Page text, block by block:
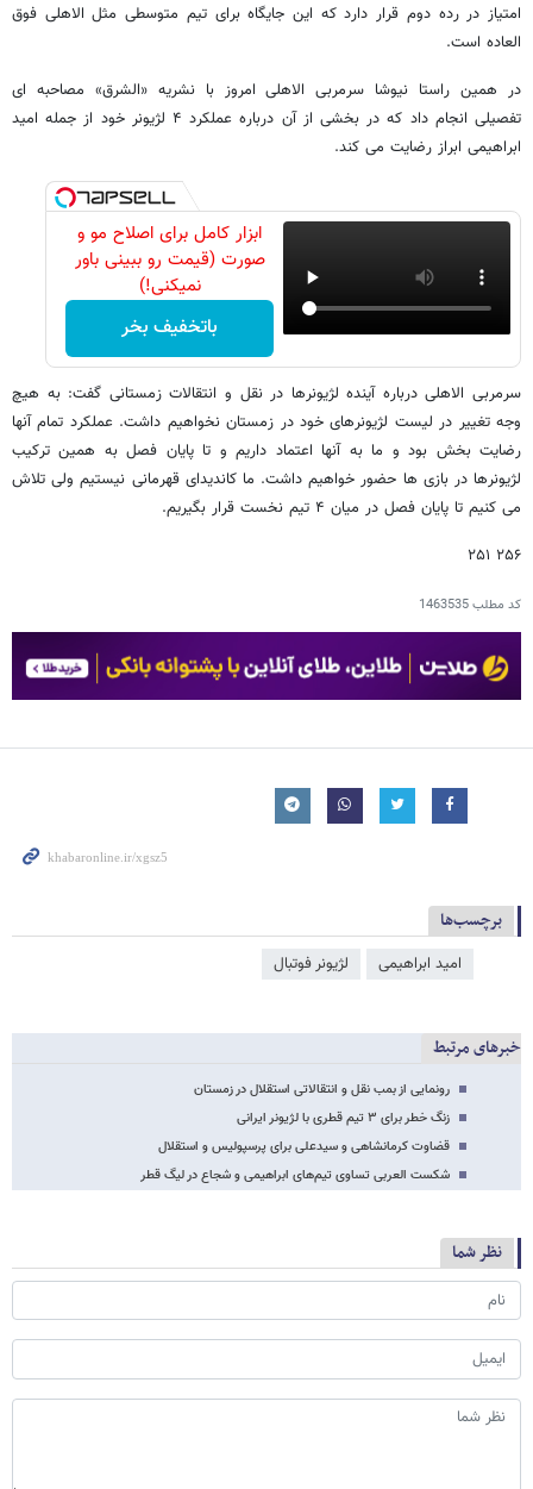
امتیاز در رده دوم قرار دارد که این جایگاه برای تیم متوسطی مثل الاهلی فوق
العاده است.
در همین راستا نیوشا سرمربی الاهلی امروز با نشریه «الشرق» مصاحبه ای
تفصیلی انجام داد که در بخشی از آن درباره عملکرد ۴ لژیونر خود از جمله امید
ابراهیمی ابراز رضایت می کند.
ابزار کامل برای اصلاح مو و
صورت (قیمت رو ببینی باور
نمیکنی!)
باتخفیف بخر
سرمربی الاهلی درباره آینده لژیونرها در نقل و انتقالات زمستانی گفت: به هیچ
وجه تغییر در لیست لژیونرهای خود در زمستان نخواهیم داشت. عملکرد تمام آنها
رضایت بخش بود و ما به آنها اعتماد داریم و تا پایان فصل به همین ترکیب
لژیونرها در بازی ها حضور خواهیم داشت. ما کاندیدای قهرمانی نیستیم ولی تلاش
می کنیم تا پایان فصل در میان ۴ تیم نخست قرار بگیریم.
۲۵۶ ۲۵۱
کد مطلب1463535
برچسب‌ها
امید ابراهیمی لژیونر فوتبال
خبرهای مرتبط
رونمایی از بمب نقل و انتقالاتی استقلال در زمستان
زنگ خطر برای ۳ تیم قطری با لژیونر ایرانی
قضاوت کرمانشاهی و سیدعلی برای پرسپولیس و استقلال
شکست العربی تساوی تیم‌های ابراهیمی و شجاع در لیگ قطر
نظر شما